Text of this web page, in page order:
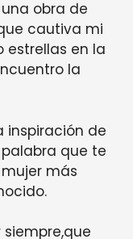
obra de
cautiva mi
estrellas en la
la
inspiración de
que te
más